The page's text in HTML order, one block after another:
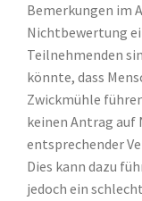
Bemerkungen im
Nichtbewertung
Teilnehmenden
könnte, dass
Zwickmühle
keinen Antrag
entsprechender
Dies kann dazu
jedoch ein